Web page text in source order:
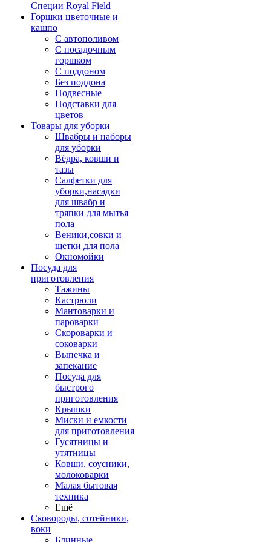
Специи Royal Field
Горшки цветочные и
кашпо
С автополивом
С посадочным
горшком
С поддоном
Без поддона
Подвесные
Подставки для
цветов
Товары для уборки
Швабры и наборы
для уборки
Вёдра, ковши и
тазы
Салфетки для
уборки,насадки
для швабр и
тряпки для мытья
пола
Веники,совки и
щетки для пола
Окномойки
Посуда для
приготовления
Тажины
Кастрюли
Мантоварки и
пароварки
Скороварки и
соковарки
Выпечка и
запекание
Посуда для
быстрого
приготовления
Крышки
Миски и емкости
для приготовления
Гусятницы и
утятницы
Ковши, соусники,
молоковарки
Малая бытовая
техника
Ещё
Сковороды, сотейники,
воки
Блинные